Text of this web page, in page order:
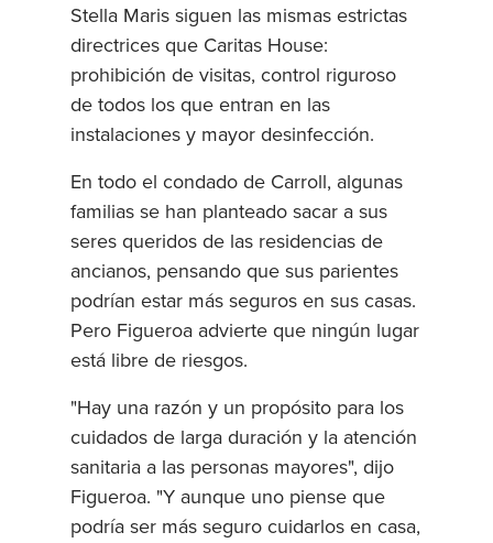
Stella Maris siguen las mismas estrictas
directrices que Caritas House:
prohibición de visitas, control riguroso
de todos los que entran en las
instalaciones y mayor desinfección.
En todo el condado de Carroll, algunas
familias se han planteado sacar a sus
seres queridos de las residencias de
ancianos, pensando que sus parientes
podrían estar más seguros en sus casas.
Pero Figueroa advierte que ningún lugar
está libre de riesgos.
"Hay una razón y un propósito para los
cuidados de larga duración y la atención
sanitaria a las personas mayores", dijo
Figueroa. "Y aunque uno piense que
podría ser más seguro cuidarlos en casa,